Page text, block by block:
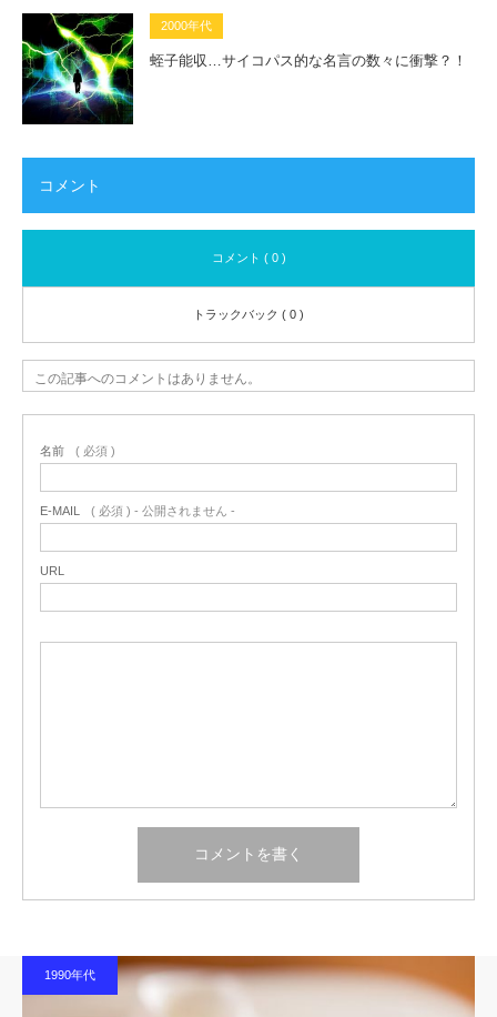
2000年代
蛭子能収…サイコパス的な名言の数々に衝撃？！
コメント
コメント ( 0 )
トラックバック ( 0 )
この記事へのコメントはありません。
名前 ( 必須 )
E-MAIL ( 必須 ) - 公開されません -
URL
1990年代